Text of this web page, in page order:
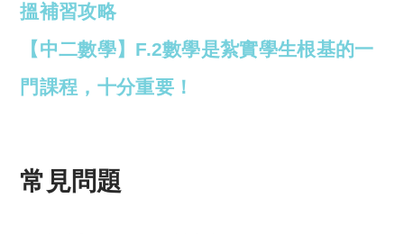
搵補習攻略
【中二數學】F.2數學是紮實學生根基的一
門課程，十分重要！
常見問題